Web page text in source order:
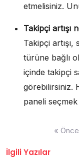
etmelisiniz.
Takipçi artışı
Takipçi
türüne bağlı
içinde takipçi
görebilirsiniz.
paneli
«
İlgili Yazılar